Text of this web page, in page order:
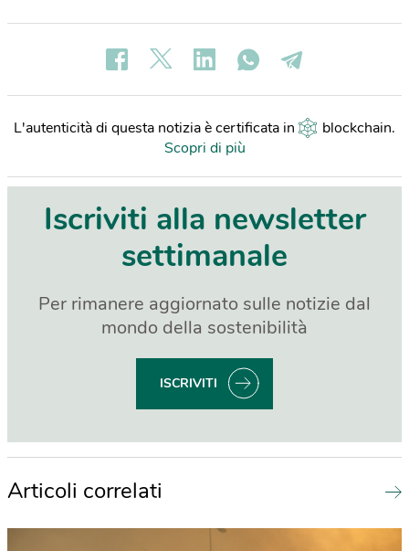
L'autenticità di questa notizia è certificata in blockchain.
Scopri di più
Iscriviti alla newsletter
settimanale
Per rimanere aggiornato sulle notizie dal
mondo della sostenibilità
ISCRIVITI
Articoli correlati